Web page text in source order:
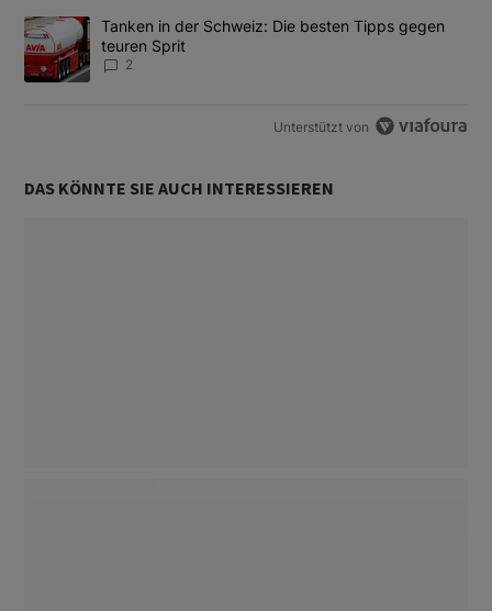
Ein Trendartikel mit dem Titel "Tanken in der Schweiz: Die
Tanken in der Schweiz: Die besten Tipps gegen
teuren Sprit
2
Unterstützt von
DAS KÖNNTE SIE AUCH INTERESSIEREN